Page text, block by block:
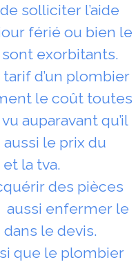
solliciter l’aide
férié ou bien le
exorbitants.
d’un plombier
le coût toutes
auparavant qu’il
le prix du
la tva.
des pièces
aussi enfermer le
le devis.
que le plombier